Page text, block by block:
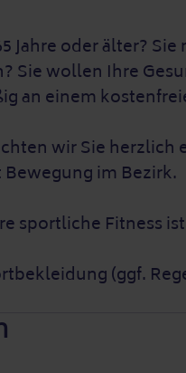
Jahre oder älter?
Sie wollen Ihre
an einem
wir Sie
im Bezirk.
sportliche Fitness
(ggf.